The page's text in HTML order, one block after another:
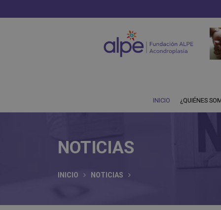
INICIO ¿QUIÉNES
NOTICIAS
INICIO NOTICIAS